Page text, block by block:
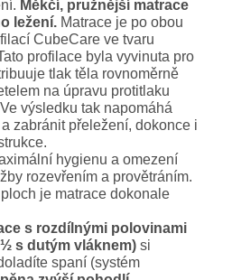
Měkčí, pružnější matrace
ležení. Matrace je po obou
CubeCare ve tvaru
profilace byla vyvinuta pro
tlak těla rovnoměrně
na úpravu protitlaku
výsledku tak napomáhá
zabránit přeležení, dokonce i
hygienu a omezení
rozevřením a provětráním.
je matrace dokonale
s rozdílnými polovinami
s dutým vláknem) si
spaní (systém